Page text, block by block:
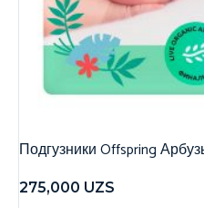
Подгузники Offspring
275,000 UZS